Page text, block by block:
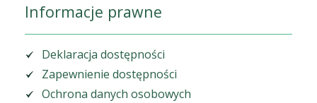
Informacje prawne
Deklaracja dostępności
Zapewnienie dostępności
Ochrona danych osobowych